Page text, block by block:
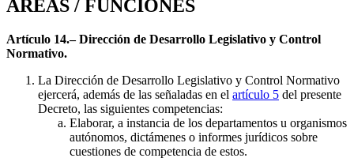
ÁREAS / FUNCIONES
Artículo 14.– Dirección de Desarrollo Legislativo y Control
Normativo.
La Dirección de Desarrollo Legislativo y Control Normativo
ejercerá, además de las señaladas en el artículo 5 del presente
Decreto, las siguientes competencias:
Elaborar, a instancia de los departamentos u organismos
autónomos, dictámenes o informes jurídicos sobre
cuestiones de competencia de estos.